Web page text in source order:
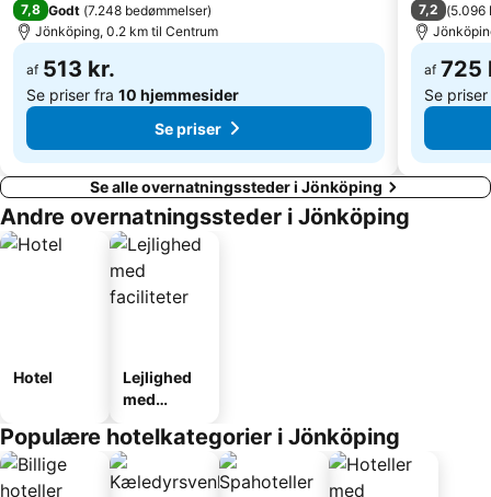
7,8 Godt (7.248 bedømmelser)
Jönköping, 0.2 km til Centrum
af 513 kr.
Se priser fra 10 hjemmesider
Se priser
7,2 (5.096
af 725
Se
Se alle overnatningssteder i Jönköping
Andre overnatningssteder i Jönköping
Hotel
Lejlighed
med
Populære hotelkategorier i Jönköping